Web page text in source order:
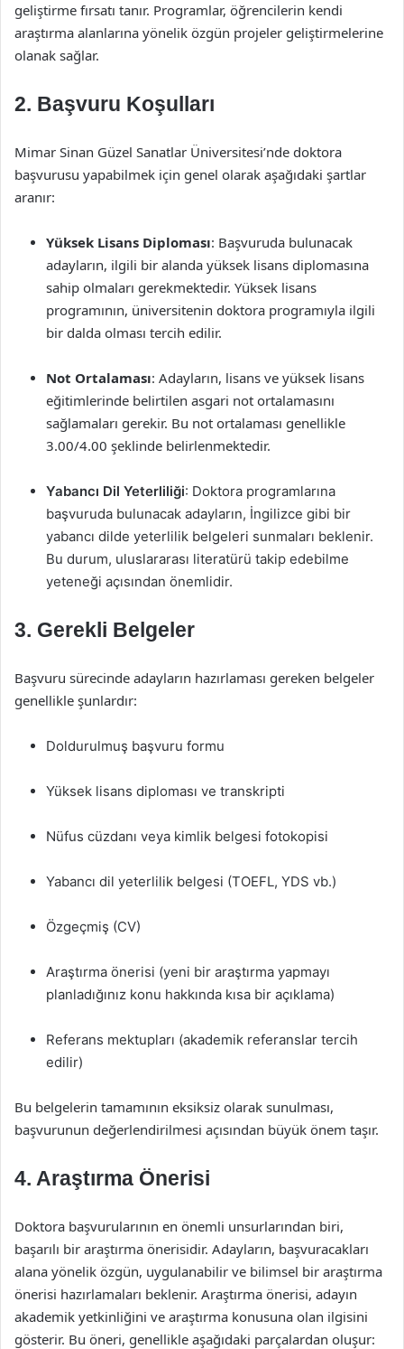
geliştirme fırsatı tanır. Programlar, öğrencilerin kendi
araştırma alanlarına yönelik özgün projeler geliştirmelerine
olanak sağlar.
2. Başvuru Koşulları
Mimar Sinan Güzel Sanatlar Üniversitesi’nde doktora
başvurusu yapabilmek için genel olarak aşağıdaki şartlar
aranır:
Yüksek Lisans Diploması: Başvuruda bulunacak
adayların, ilgili bir alanda yüksek lisans diplomasına
sahip olmaları gerekmektedir. Yüksek lisans
programının, üniversitenin doktora programıyla ilgili
bir dalda olması tercih edilir.
Not Ortalaması: Adayların, lisans ve yüksek lisans
eğitimlerinde belirtilen asgari not ortalamasını
sağlamaları gerekir. Bu not ortalaması genellikle
3.00/4.00 şeklinde belirlenmektedir.
Yabancı Dil Yeterliliği: Doktora programlarına
başvuruda bulunacak adayların, İngilizce gibi bir
yabancı dilde yeterlilik belgeleri sunmaları beklenir.
Bu durum, uluslararası literatürü takip edebilme
yeteneği açısından önemlidir.
3. Gerekli Belgeler
Başvuru sürecinde adayların hazırlaması gereken belgeler
genellikle şunlardır:
Doldurulmuş başvuru formu
Yüksek lisans diploması ve transkripti
Nüfus cüzdanı veya kimlik belgesi fotokopisi
Yabancı dil yeterlilik belgesi (TOEFL, YDS vb.)
Özgeçmiş (CV)
Araştırma önerisi (yeni bir araştırma yapmayı
planladığınız konu hakkında kısa bir açıklama)
Referans mektupları (akademik referanslar tercih
edilir)
Bu belgelerin tamamının eksiksiz olarak sunulması,
başvurunun değerlendirilmesi açısından büyük önem taşır.
4. Araştırma Önerisi
Doktora başvurularının en önemli unsurlarından biri,
başarılı bir araştırma önerisidir. Adayların, başvuracakları
alana yönelik özgün, uygulanabilir ve bilimsel bir araştırma
önerisi hazırlamaları beklenir. Araştırma önerisi, adayın
akademik yetkinliğini ve araştırma konusuna olan ilgisini
gösterir. Bu öneri, genellikle aşağıdaki parçalardan oluşur: